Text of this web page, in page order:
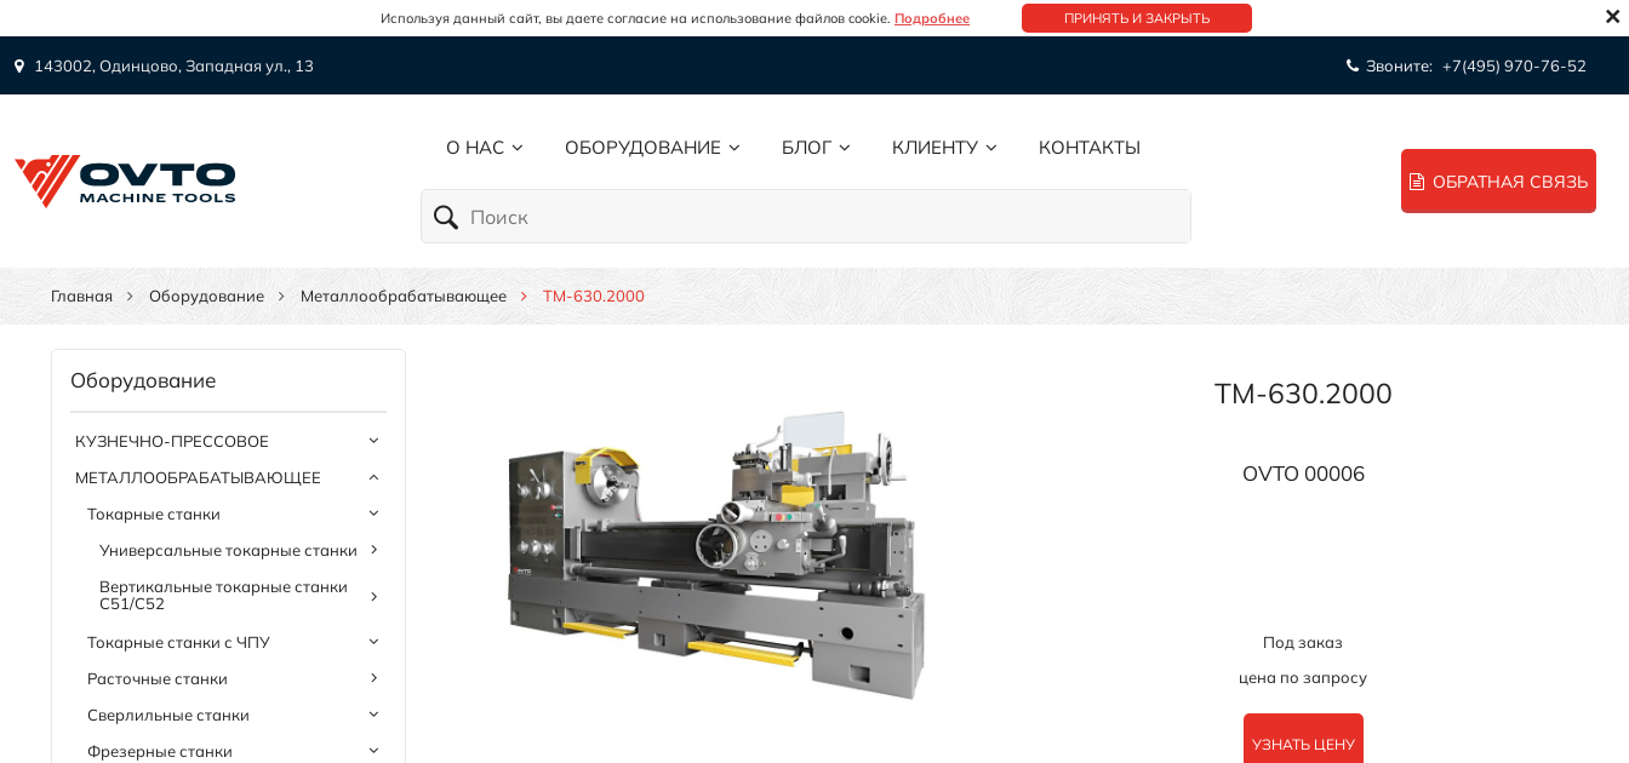
Используя данный сайт, вы даете согласие на использование файлов cookie. Подробнее ПРИНЯТЬ И ЗАКРЫТЬ ×
143002, Одинцово, Западная ул., 13 Звоните: +7(495) 970-76-52
О НАС ОБОРУДОВАНИЕ БЛОГ КЛИЕНТУ КОНТАКТЫ
ОБРАТНАЯ СВЯЗЬ
Главная Оборудование Металлообрабатывающее TM-630.2000
Оборудование
КУЗНЕЧНО-ПРЕССОВОЕ
МЕТАЛЛООБРАБАТЫВАЮЩЕЕ
Токарные станки
Универсальные токарные станки
Вертикальные токарные станки
C51/C52
Токарные станки с ЧПУ
Расточные станки
Сверлильные станки
Фрезерные станки
TM-630.2000
OVTO 00006
Под заказ
цена по запросу
УЗНАТЬ ЦЕНУ